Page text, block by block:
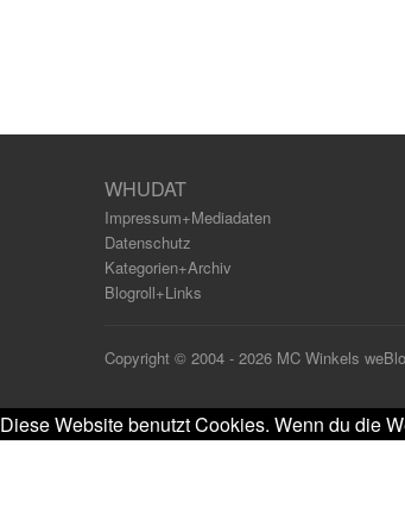
WHUDAT
Impressum+Mediadaten
Datenschutz
Kategorien+Archiv
Blogroll+Links
Copyright © 2004 - 2026 MC Winkels
Diese Website benutzt Cookies. Wenn du die